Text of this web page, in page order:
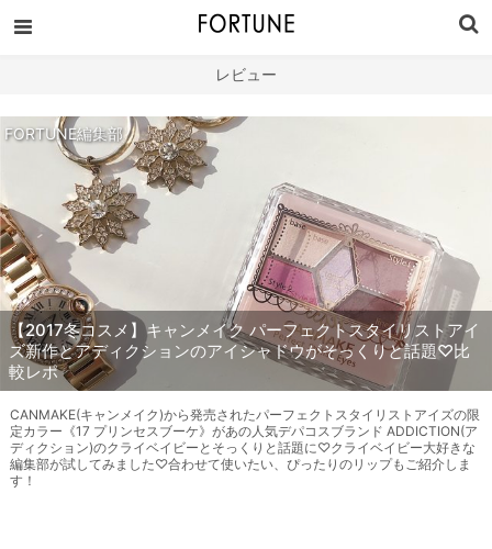
レビュー
FORTUNE編集部
【2017冬コスメ】キャンメイク パーフェクトスタイリストアイ
ズ新作とアディクションのアイシャドウがそっくりと話題♡比
較レポ
CANMAKE(キャンメイク)から発売されたパーフェクトスタイリストアイズの限
定カラー《17 プリンセスブーケ》があの人気デパコスブランド ADDICTION(ア
ディクション)のクライベイビーとそっくりと話題に♡クライベイビー大好きな
編集部が試してみました♡合わせて使いたい、ぴったりのリップもご紹介しま
す！